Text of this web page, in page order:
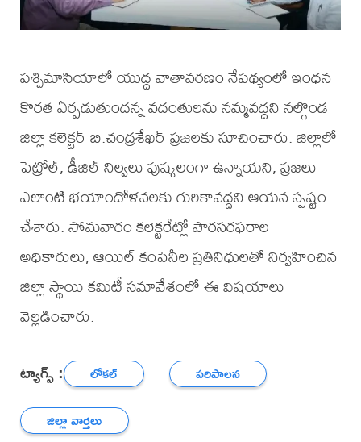
పశ్చిమాసియాలో యుద్ధ వాతావరణం నేపథ్యంలో ఇంధన
కొరత ఏర్పడుతుందన్న వదంతులను నమ్మవద్దని నల్గొండ
జిల్లా కలెక్టర్ బి.చంద్రశేఖర్ ప్రజలకు సూచించారు. జిల్లాలో
పెట్రోల్, డీజిల్ నిల్వలు పుష్కలంగా ఉన్నాయని, ప్రజలు
ఎలాంటి భయాందోళనలకు గురికావద్దని ఆయన స్పష్టం
చేశారు. సోమవారం కలెక్టరేట్లో పౌరసరఫరాల
అధికారులు, ఆయిల్ కంపెనీల ప్రతినిధులతో నిర్వహించిన
జిల్లా స్థాయి కమిటీ సమావేశంలో ఈ విషయాలు
వెల్లడించారు.
ట్యాగ్స్ : లోకల్
పరిపాలన
జిల్లా వార్తలు